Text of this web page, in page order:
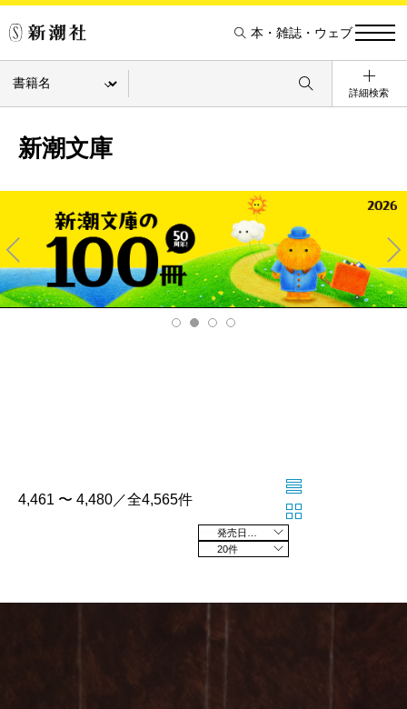
本・雑誌・ウェブ
詳細検索
新潮文庫
Pre
v
Ne
xt
4,461 〜 4,480／全4,565件
20件